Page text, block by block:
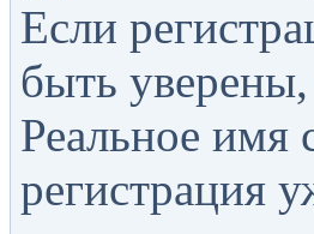
Если
быть
Реальное имя
регистрация